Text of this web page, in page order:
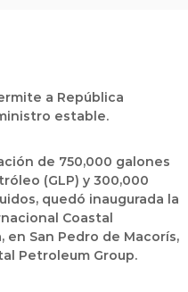
a República
estable.
de 750,000 galones
(GLP) y 300,000
quedó inaugurada la
Coastal
en San Pedro de Macorís,
Petroleum Group.